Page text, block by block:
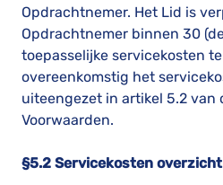
Opdrachtnemer. Het Lid is
Opdrachtnemer binnen 30
toepasselijke servicekosten
overeenkomstig het
uiteengezet in artikel 5.2 van
Voorwaarden.
§5.2 Servicekosten overzicht